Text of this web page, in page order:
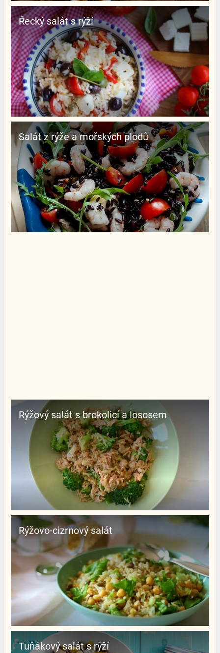
Řecký salát s rýží
Salát z rýže a mořských plodů
Rýžový salát s brokolicí a lososem
Rýžovo-cizrnový salát
Tuňákový salát s rýží